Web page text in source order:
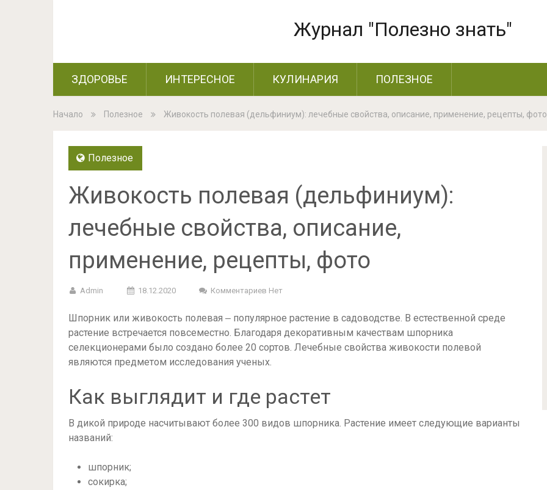
Журнал "Полезно знать"
ЗДОРОВЬЕ ИНТЕРЕСНОЕ КУЛИНАРИЯ ПОЛЕЗНОЕ
Начало Полезное Живокость полевая (дельфиниум): лечебные свойства, описание, применение, рецепты, фото
Полезное
Живокость полевая (дельфиниум):
лечебные свойства, описание,
применение, рецепты, фото
Admin 18.12.2020 Комментариев Нет
Шпорник или живокость полевая ‒ популярное растение в садоводстве. В естественной среде
растение встречается повсеместно. Благодаря декоративным качествам шпорника
селекционерами было создано более 20 сортов. Лечебные свойства живокости полевой
являются предметом исследования ученых.
Как выглядит и где растет
В дикой природе насчитывают более 300 видов шпорника. Растение имеет следующие варианты
названий:
шпорник;
сокирка;